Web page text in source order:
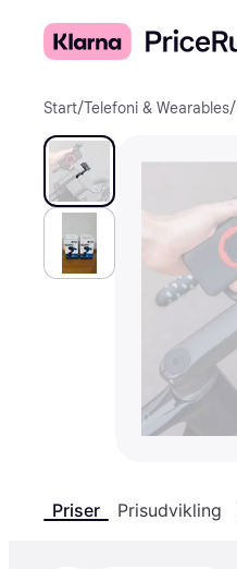
Start/Telefoni & Wearables/
Priser Prisudvikling